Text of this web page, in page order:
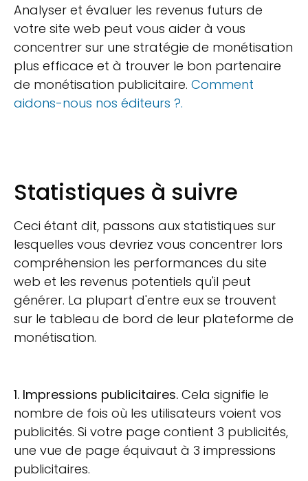
Analyser et évaluer les revenus futurs de
votre site web peut vous aider à vous
concentrer sur une stratégie de monétisation
plus efficace et à trouver le bon partenaire
de monétisation publicitaire. Comment
aidons-nous nos éditeurs ?.
Statistiques à suivre
Ceci étant dit, passons aux statistiques sur
lesquelles vous devriez vous concentrer lors
compréhension les performances du site
web et les revenus potentiels qu'il peut
générer. La plupart d'entre eux se trouvent
sur le tableau de bord de leur plateforme de
monétisation.
1. Impressions publicitaires. Cela signifie le
nombre de fois où les utilisateurs voient vos
publicités. Si votre page contient 3 publicités,
une vue de page équivaut à 3 impressions
publicitaires.